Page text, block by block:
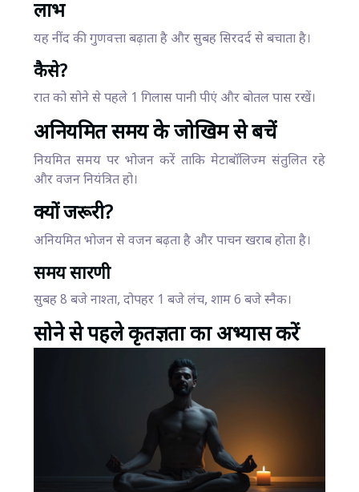
लाभ
यह नींद की गुणवत्ता बढ़ाता है और सुबह सिरदर्द से बचाता है।
कैसे?
रात को सोने से पहले 1 गिलास पानी पीएं और बोतल पास रखें।
अनियमित समय के जोखिम से बचें
नियमित समय पर भोजन करें ताकि मेटाबॉलिज्म संतुलित रहे
और वजन नियंत्रित हो।
क्यों जरूरी?
अनियमित भोजन से वजन बढ़ता है और पाचन खराब होता है।
समय सारणी
सुबह 8 बजे नाश्ता, दोपहर 1 बजे लंच, शाम 6 बजे स्नैक।
सोने से पहले कृतज्ञता का अभ्यास करें